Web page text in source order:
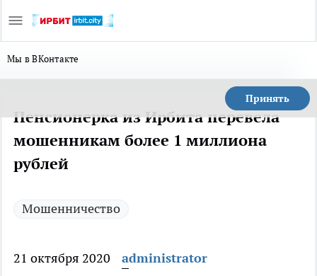
Мы в ВКонтакте
Принять
Пенсионерка из Ирбита перевела
мошенникам более 1 миллиона
рублей
Мошенничество
21 октября 2020
administrator